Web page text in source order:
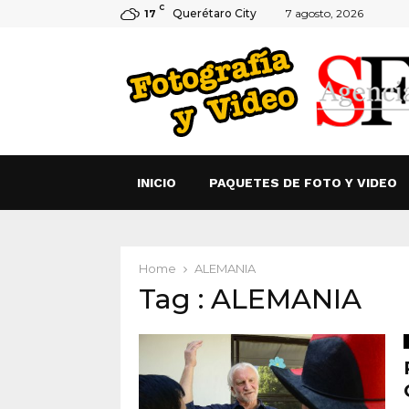
17 C Querétaro City 7 agosto, 2026
INICIO PAQUETES DE FOTO Y VIDEO
Home ALEMANIA
Tag : ALEMANIA